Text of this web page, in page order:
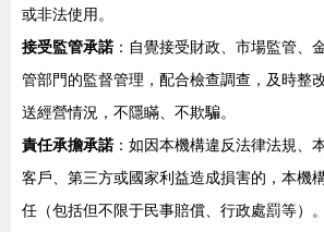
或非法使用。
接受監管承諾 ：自覺接受財政、市場監管、
管部門的監督管理，配合檢查調查，及時整
送經營情況，不隱瞞、不欺騙。
責任承擔承諾 ：如因本機構違反法律法規、
客戶、第三方或國家利益造成損害的，本機
任（包括但不限于民事賠償、行政處罰等）。